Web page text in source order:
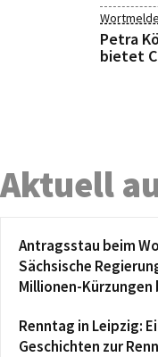
Petra
bietet
Aktuell
Antragsstau beim
Sächsische
Millionen-Kürzungen
Renntag in Leipzig:
Geschichten zur